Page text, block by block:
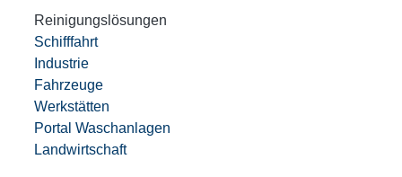
Reinigungslösungen
Schifffahrt
Industrie
Fahrzeuge
Werkstätten
Portal Waschanlagen
Landwirtschaft